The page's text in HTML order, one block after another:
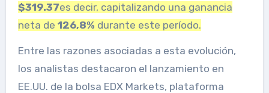
$319.37es decir, capitalizando una ganancia
neta de 126,8% durante este período.
Entre las razones asociadas a esta evolución,
los analistas destacaron el lanzamiento en
EE.UU. de la bolsa EDX Markets, plataforma